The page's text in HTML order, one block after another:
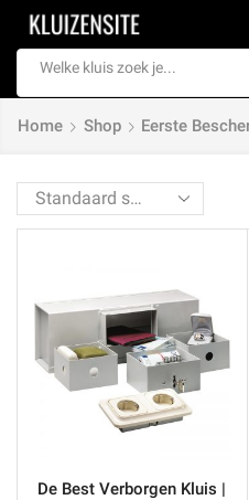
Home Shop Eerste
De Best Verborgen Kluis |